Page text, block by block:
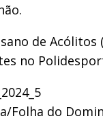
de
no
Folha do